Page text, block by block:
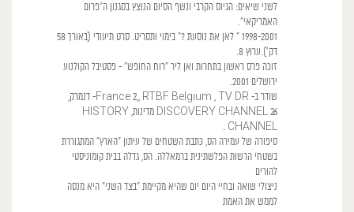
לשני שיאים: הגיוס הקרבי ונשף הסיום הנוצץ בסגנון ה"פרום
האמריקאי".
1998-2001 " לאן את נוסעת ?" בימוי ותסריט. סרט תיעודי (באורך 58
דק').ערוץ 8.
זוכה פרס ראשון בתחרות ואן ליר "רוח החופש" - פסטיבל הקולנוע
ירושלים 2001.
שודר ב- France 2,, RTBF Belgium , TV DR- דנמרק,
DISCOVERY CHANNEL 26 מדינות, HISTORY
CHANNEL .
סיפורה של עמירה הס, כתבת השטחים של עיתון "הארץ" המתגוררת
בשטחי הרשות הפלשתינית ברמאללה. הס, גדלה בבית קומוניסטי
להורים
ניצולי שואה ובחיי היום יום שהיא מקיימת "בצד השני" היא מנסה
לממש את האמת